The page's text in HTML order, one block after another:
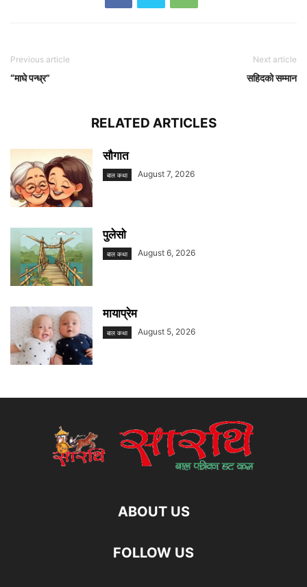
Previous article
“माघे पन्ध्र”
Next article
सहिदको सम्मान
RELATED ARTICLES
सौगात
बाल कथा August 7, 2026
पुलेसो
बाल कथा August 6, 2026
मायाप्रेम
बाल कथा August 5, 2026
ABOUT US
FOLLOW US